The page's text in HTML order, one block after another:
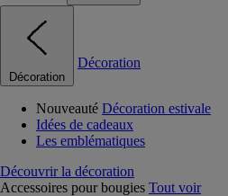
Décoration
Décoration
Nouveauté Décoration estivale
Idées de cadeaux
Les emblématiques
Découvrir la décoration
Accessoires pour bougies Tout voir